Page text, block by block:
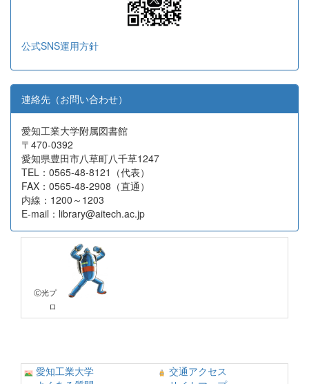
公式SNS運用方針
連絡先（お問い合わせ）
愛知工業大学附属図書館
〒470-0392
愛知県豊田市八草町八千草1247
TEL：0565-48-8121（代表）
FAX：0565-48-2908（直通）
内線：1200～1203
E-mail：library@aitech.ac.jp
Ⓒ光プ
ロ
愛知工業大学
交通アクセス